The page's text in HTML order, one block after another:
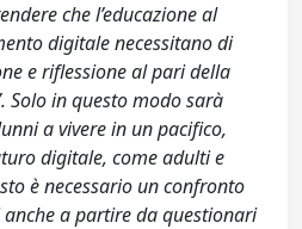
che l’educazione al
digitale necessitano di
e riflessione al pari della
Solo in questo modo sarà
a vivere in un pacifico,
digitale, come adulti e
è necessario un confronto
a partire da questionari